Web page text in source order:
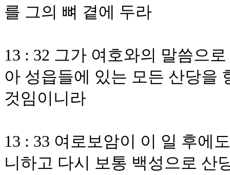
를 그의 뼈 곁에 두라
13 : 32 그가 여호와의 말씀으
아 성읍들에 있는 모든 산당을
것임이니라
13 : 33 여로보암이 이 일 후에
니하고 다시 보통 백성으로 산